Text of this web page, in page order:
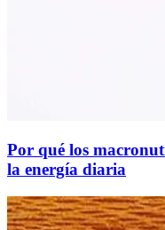
Por qué los
la energía diaria